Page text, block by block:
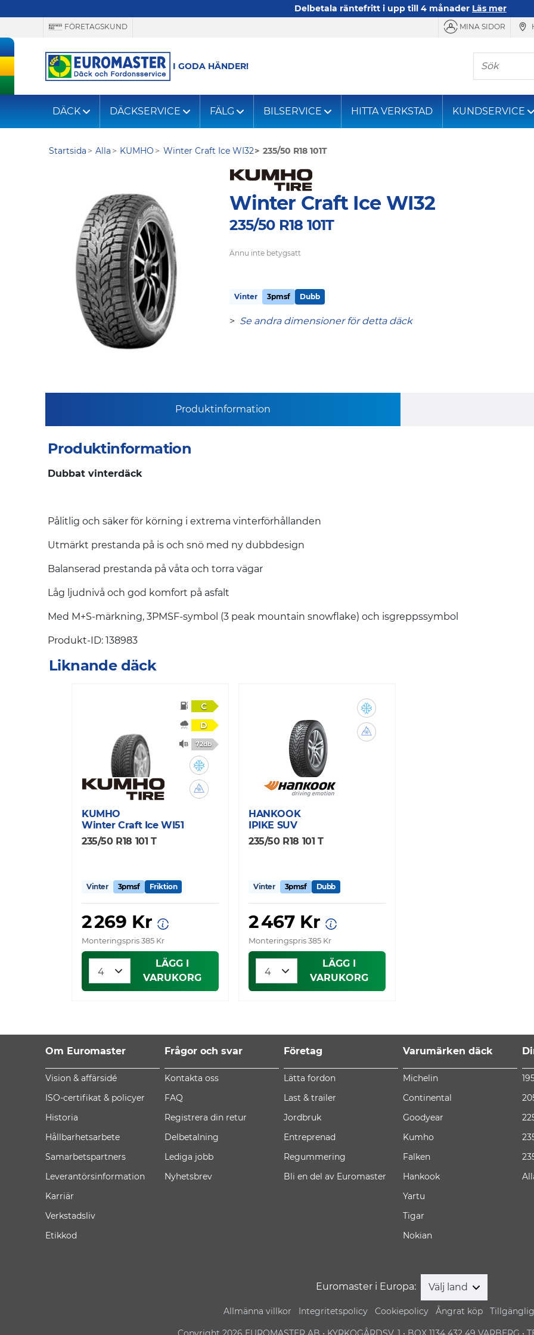
Delbetala räntefritt i upp till 4 månader Läs mer
FÖRETAGSKUND MINA SIDOR
I GODA HÄNDER!
Sök
DÄCK DÄCKSERVICE FÄLG BILSERVICE HITTA VERKSTAD KUNDSERVICE
Startsida Alla KUMHO Winter Craft Ice WI32 235/50 R18 101T
Winter Craft Ice WI32
235/50 R18 101T
Ännu inte betygsatt
Vinter 3pmsf Dubb
> Se andra dimensioner för detta däck
Produktinformation
Produktinformation
Dubbat vinterdäck
Pålitlig och säker för körning i extrema vinterförhållanden
Utmärkt prestanda på is och snö med ny dubbdesign
Balanserad prestanda på våta och torra vägar
Låg ljudnivå och god komfort på asfalt
Med M+S-märkning, 3PMSF-symbol (3 peak mountain snowflake) och isgreppssymbol
Produkt-ID: 138983
Liknande däck
C
D
72db
KUMHO
Winter Craft Ice WI51
235/50 R18 101 T
Vinter 3pmsf Friktion
2 269 Kr
Monteringspris 385 Kr
LÄGG I
VARUKORG
HANKOOK
IPIKE SUV
235/50 R18 101 T
Vinter 3pmsf Dubb
2 467 Kr
Monteringspris 385 Kr
LÄGG I
VARUKORG
Om Euromaster
Vision & affärsidé
ISO-certifikat & policyer
Historia
Hållbarhetsarbete
Samarbetspartners
Leverantörsinformation
Karriär
Verkstadsliv
Etikkod
Frågor och svar
Kontakta oss
FAQ
Registrera din retur
Delbetalning
Lediga jobb
Nyhetsbrev
Företag
Lätta fordon
Last & trailer
Jordbruk
Entreprenad
Regummering
Bli en del av Euromaster
Varumärken däck
Michelin
Continental
Goodyear
Kumho
Falken
Hankook
Yartu
Tigar
Nokian
Euromaster i Europa: Välj land
Allmänna villkor Integritetspolicy Cookiepolicy Ångrat köp